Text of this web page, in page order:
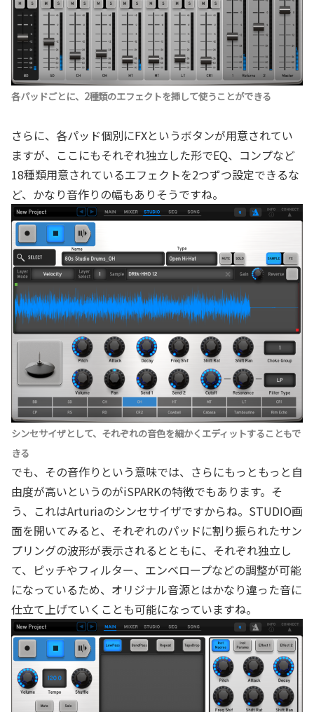
各パッドごとに、2種類のエフェクトを挿して使うことができる
さらに、各パッド個別にFXというボタンが用意されてい
ますが、ここにもそれぞれ独立した形でEQ、コンプなど
18種類用意されているエフェクトを2つずつ設定できるな
ど、かなり音作りの幅もありそうですね。
シンセサイザとして、それぞれの音色を細かくエディットすることもで
きる
でも、その音作りという意味では、さらにもっともっと自
由度が高いというのがiSPARKの特徴でもあります。そ
う、これはArturiaのシンセサイザですからね。STUDIO画
面を開いてみると、それぞれのパッドに割り振られたサン
プリングの波形が表示されるとともに、それぞれ独立し
て、ピッチやフィルター、エンベロープなどの調整が可能
になっているため、オリジナル音源とはかなり違った音に
仕立て上げていくことも可能になっていますね。